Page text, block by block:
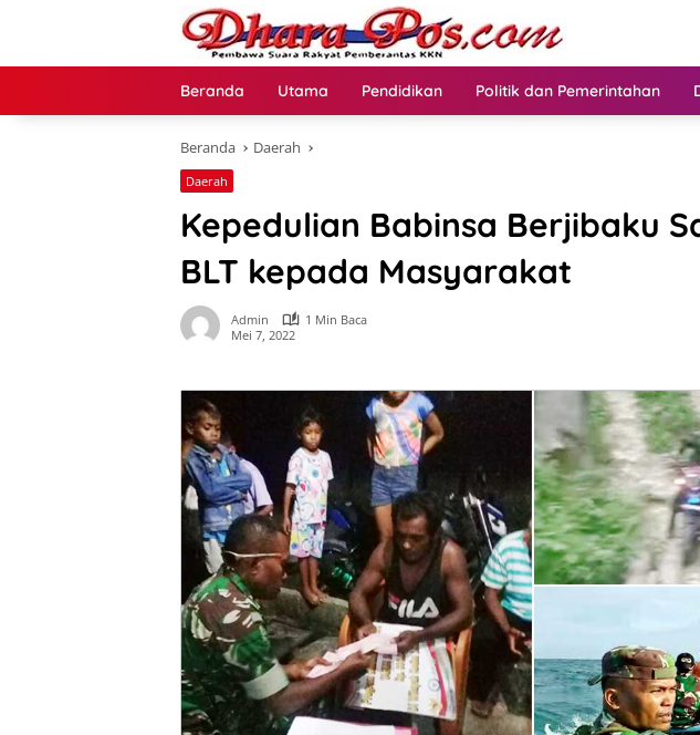
Beranda Utama Pendidikan Politik dan Pemerintahan
Beranda Daerah
Daerah
Kepedulian Babinsa Berjibaku
BLT kepada Masyarakat
Admin
1 Min Baca
Mei 7, 2022